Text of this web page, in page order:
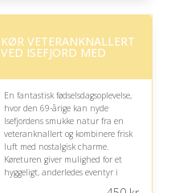
Fremragende Trustpilot rating
KØR VETERANKNALLERT
VED ISEFJORD MED
En fantastisk fødselsdagsoplevelse,
hvor den 69-årige kan nyde
Isefjordens smukke natur fra en
veteranknallert og kombinere frisk
luft med nostalgisk charme.
Køreturen giver mulighed for et
hyggeligt, anderledes eventyr i